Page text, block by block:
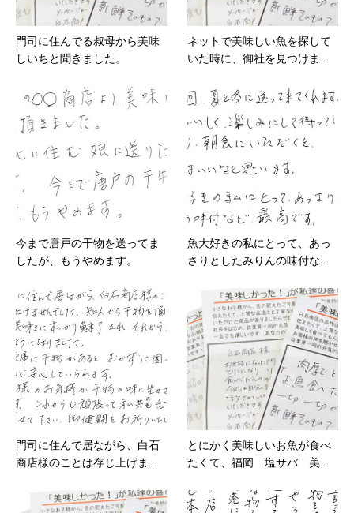
門司に住んでる叔母から美味
しいちと聞きました。
ネットで美味しい魚を探して
いた時に、御社を見つけま...
今まで唐戸の干物を送ってま
したが、もうやめます。
魚大好きの私にとって、あっ
さりとしたみりんの味付な...
門司に住んで居ながら、白石
商店様のことは存じ上げま...
とにかく美味しいお魚が食べ
たくて、福岡 塩サバ 美...